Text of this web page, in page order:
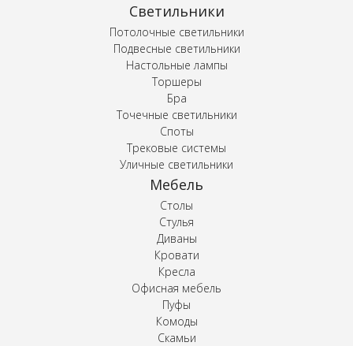
Светильники
Потолочные светильники
Подвесные светильники
Настольные лампы
Торшеры
Бра
Точечные светильники
Споты
Трековые системы
Уличные светильники
Мебель
Столы
Стулья
Диваны
Кровати
Кресла
Офисная мебель
Пуфы
Комоды
Скамьи